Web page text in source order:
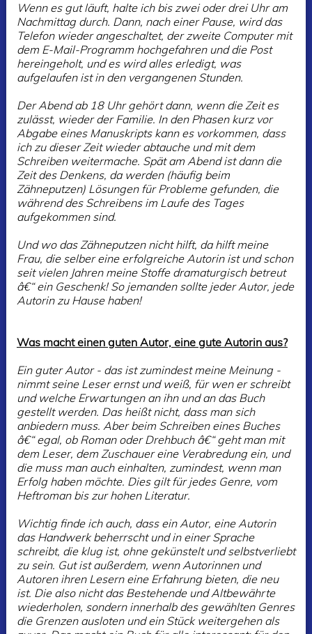
Wenn es gut läuft, halte ich bis zwei oder drei Uhr am
Nachmittag durch. Dann, nach einer Pause, wird das
Telefon wieder angeschaltet, der zweite Computer mit
dem E-Mail-Programm hochgefahren und die Post
hereingeholt, und es wird alles erledigt, was
aufgelaufen ist in den vergangenen Stunden.
Der Abend ab 18 Uhr gehört dann, wenn die Zeit es
zulässt, wieder der Familie. In den Phasen kurz vor
Abgabe eines Manuskripts kann es vorkommen, dass
ich zu dieser Zeit wieder abtauche und mit dem
Schreiben weitermache. Spät am Abend ist dann die
Zeit des Denkens, da werden (häufig beim
Zähneputzen) Lösungen für Probleme gefunden, die
während des Schreibens im Laufe des Tages
aufgekommen sind.
Und wo das Zähneputzen nicht hilft, da hilft meine
Frau, die selber eine erfolgreiche Autorin ist und schon
seit vielen Jahren meine Stoffe dramaturgisch betreut
â€“ ein Geschenk! So jemanden sollte jeder Autor, jede
Autorin zu Hause haben!
Was macht einen guten Autor, eine gute Autorin aus?
Ein guter Autor - das ist zumindest meine Meinung -
nimmt seine Leser ernst und weiß, für wen er schreibt
und welche Erwartungen an ihn und an das Buch
gestellt werden. Das heißt nicht, dass man sich
anbiedern muss. Aber beim Schreiben eines Buches
â€“ egal, ob Roman oder Drehbuch â€“ geht man mit
dem Leser, dem Zuschauer eine Verabredung ein, und
die muss man auch einhalten, zumindest, wenn man
Erfolg haben möchte. Dies gilt für jedes Genre, vom
Heftroman bis zur hohen Literatur.
Wichtig finde ich auch, dass ein Autor, eine Autorin
das Handwerk beherrscht und in einer Sprache
schreibt, die klug ist, ohne gekünstelt und selbstverliebt
zu sein. Gut ist außerdem, wenn Autorinnen und
Autoren ihren Lesern eine Erfahrung bieten, die neu
ist. Die also nicht das Bestehende und Altbewährte
wiederholen, sondern innerhalb des gewählten Genres
die Grenzen ausloten und ein Stück weitergehen als